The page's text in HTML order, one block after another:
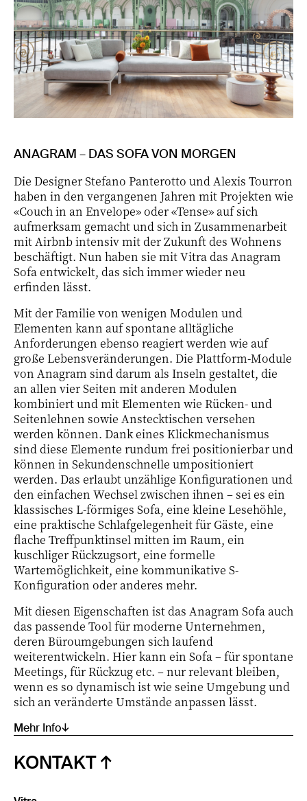
ANAGRAM – DAS SOFA VON MORGEN
Die Designer Stefano Panterotto und Alexis Tourron
haben in den vergangenen Jahren mit Projekten wie
«Couch in an Envelope» oder «Tense» auf sich
aufmerksam gemacht und sich in Zusammenarbeit
mit Airbnb intensiv mit der Zukunft des Wohnens
beschäftigt. Nun haben sie mit Vitra das Anagram
Sofa entwickelt, das sich immer wieder neu
erfinden lässt.
Mit der Familie von wenigen Modulen und
Elementen kann auf spontane alltägliche
Anforderungen ebenso reagiert werden wie auf
große Lebensveränderungen. Die Plattform-Module
von Anagram sind darum als Inseln gestaltet, die
an allen vier Seiten mit anderen Modulen
kombiniert und mit Elementen wie Rücken- und
Seitenlehnen sowie Anstecktischen versehen
werden können. Dank eines Klickmechanismus
sind diese Elemente rundum frei positionierbar und
können in Sekundenschnelle umpositioniert
werden. Das erlaubt unzählige Konfigurationen und
den einfachen Wechsel zwischen ihnen – sei es ein
klassisches L-förmiges Sofa, eine kleine Lesehöhle,
eine praktische Schlafgelegenheit für Gäste, eine
flache Treffpunktinsel mitten im Raum, ein
kuschliger Rückzugsort, eine formelle
Wartemöglichkeit, eine kommunikative S-
Konfiguration oder anderes mehr.
Mit diesen Eigenschaften ist das Anagram Sofa auch
das passende Tool für moderne Unternehmen,
deren Büroumgebungen sich laufend
weiterentwickeln. Hier kann ein Sofa – für spontane
Meetings, für Rückzug etc. – nur relevant bleiben,
wenn es so dynamisch ist wie seine Umgebung und
sich an veränderte Umstände anpassen lässt.
Mehr Info↓
KONTAKT